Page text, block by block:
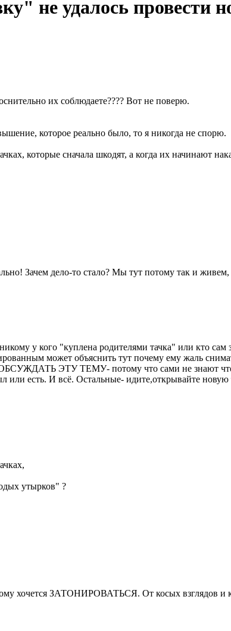
не удалось провести
их соблюдаете???? Вот не поверю.
которое реально было, то я никогда не спорю.
которые сначала шкодят, а когда их начинают
Зачем дело-то стало? Мы тут потому так и
у кого "куплена родителями тачка" или кто сам
может объяснить тут почему ему жаль
ЭТУ ТЕМУ- потому что сами не знают что
или есть. И всё. Остальные- идите,открывайте
утырков" ?
хочется ЗАТОНИРОВАТЬСЯ. От косых взглядов и